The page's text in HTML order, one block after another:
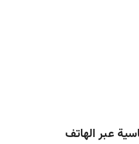
عبر الهاتف